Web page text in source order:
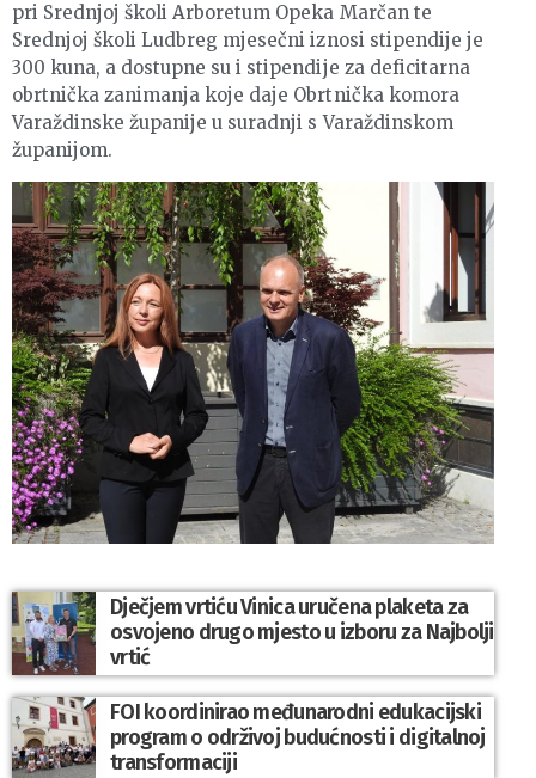
pri Srednjoj školi Arboretum Opeka Marčan te
Srednjoj školi Ludbreg mjesečni iznosi stipendije je
300 kuna, a dostupne su i stipendije za deficitarna
obrtnička zanimanja koje daje Obrtnička komora
Varaždinske županije u suradnji s Varaždinskom
županijom.
Dječjem vrtiću Vinica uručena plaketa za
osvojeno drugo mjesto u izboru za Najbolji
vrtić
FOI koordinirao međunarodni edukacijski
program o održivoj budućnosti i digitalnoj
transformaciji